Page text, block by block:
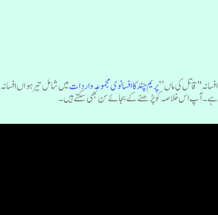
افسانہ "قاتل کی ماں”پریم چند کا افسانوی مجموعہ وارداتمیں شامل تیرہواں افسانہ
ہے۔ آپ اس خلاصہ کو پڑھنے کے بجائے سن بھی سکتے ہیں۔